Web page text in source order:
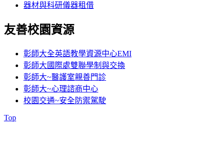
器材與科研儀器租借
友善校園資源
彰師大全英語教學資源中心EMI
彰師大國際處雙聯學制與交換
彰師大~醫護室親善門診
彰師大~心理諮商中心
校園交通~安全防禦駕駛
Top